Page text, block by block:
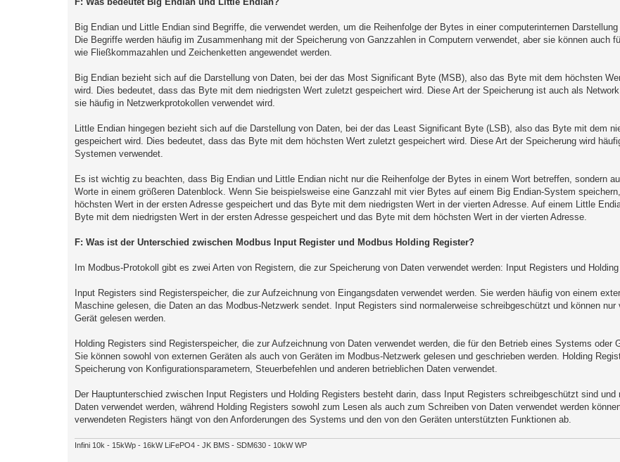
t
g
Big Endian und Little Endian sind Begriffe, die verwendet werden, um die Reihenfolge der Bytes in einer computerinternen Darstellung
Die Begriffe werden häufig im Zusammenhang mit der Speicherung von Ganzzahlen in Computern verwendet, aber sie können auch
wie Fließkommazahlen und Zeichenketten angewendet werden.
Big Endian bezieht sich auf die Darstellung von Daten, bei der das Most Significant Byte (MSB), also das Byte mit dem höchsten
wird. Dies bedeutet, dass das Byte mit dem niedrigsten Wert zuletzt gespeichert wird. Diese Art der Speicherung ist auch als
sie häufig in Netzwerkprotokollen verwendet wird.
Little Endian hingegen bezieht sich auf die Darstellung von Daten, bei der das Least Significant Byte (LSB), also das Byte mit dem
gespeichert wird. Dies bedeutet, dass das Byte mit dem höchsten Wert zuletzt gespeichert wird. Diese Art der Speicherung wird
Systemen verwendet.
Es ist wichtig zu beachten, dass Big Endian und Little Endian nicht nur die Reihenfolge der Bytes in einem Wort betreffen, sondern
Worte in einem größeren Datenblock. Wenn Sie beispielsweise eine Ganzzahl mit vier Bytes auf einem Big Endian-System
höchsten Wert in der ersten Adresse gespeichert und das Byte mit dem niedrigsten Wert in der vierten Adresse. Auf einem Little
Byte mit dem niedrigsten Wert in der ersten Adresse gespeichert und das Byte mit dem höchsten Wert in der vierten Adresse.
F: Was ist der Unterschied zwischen Modbus Input Register und Modbus Holding Register?
Im Modbus-Protokoll gibt es zwei Arten von Registern, die zur Speicherung von Daten verwendet werden: Input Registers und Holding
Input Registers sind Registerspeicher, die zur Aufzeichnung von Eingangsdaten verwendet werden. Sie werden häufig von einem
Maschine gelesen, die Daten an das Modbus-Netzwerk sendet. Input Registers sind normalerweise schreibgeschützt und können nur
Gerät gelesen werden.
Holding Registers sind Registerspeicher, die zur Aufzeichnung von Daten verwendet werden, die für den Betrieb eines Systems oder
Sie können sowohl von externen Geräten als auch von Geräten im Modbus-Netzwerk gelesen und geschrieben werden. Holding
Speicherung von Konfigurationsparametern, Steuerbefehlen und anderen betrieblichen Daten verwendet.
Der Hauptunterschied zwischen Input Registers und Holding Registers besteht darin, dass Input Registers schreibgeschützt sind und
Daten verwendet werden, während Holding Registers sowohl zum Lesen als auch zum Schreiben von Daten verwendet werden
verwendeten Registers hängt von den Anforderungen des Systems und den von den Geräten unterstützten Funktionen ab.
Infini 10k - 15kWp - 16kW LiFePO4 - JK BMS - SDM630 - 10kW WP